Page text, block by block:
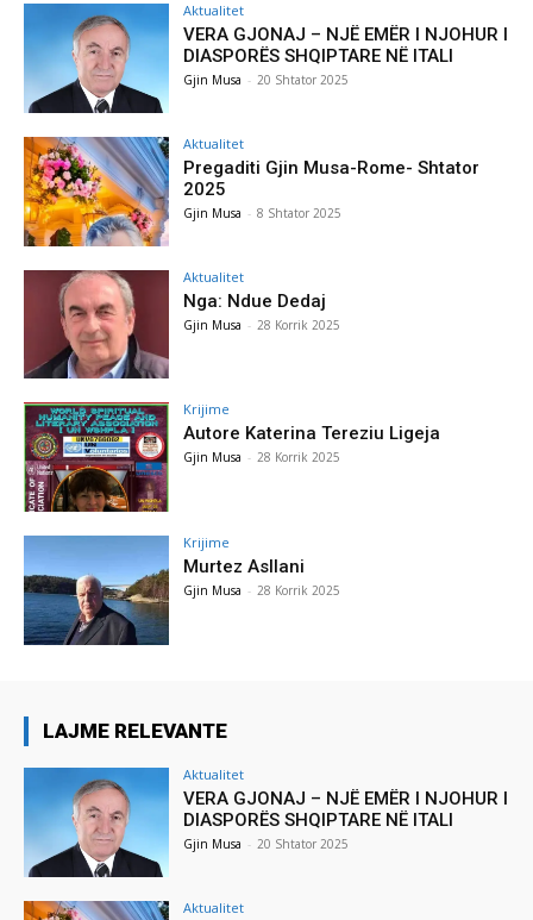
Aktualitet
VERA GJONAJ – NJË EMËR I NJOHUR I
DIASPORËS SHQIPTARE NË ITALI
Gjin Musa - 20 Shtator 2025
Aktualitet
Pregaditi Gjin Musa-Rome- Shtator
2025
Gjin Musa - 8 Shtator 2025
Aktualitet
Nga: Ndue Dedaj
Gjin Musa - 28 Korrik 2025
Krijime
Autore Katerina Tereziu Ligeja
Gjin Musa - 28 Korrik 2025
Krijime
Murtez Asllani
Gjin Musa - 28 Korrik 2025
LAJME RELEVANTE
Aktualitet
VERA GJONAJ – NJË EMËR I NJOHUR I
DIASPORËS SHQIPTARE NË ITALI
Gjin Musa - 20 Shtator 2025
Aktualitet